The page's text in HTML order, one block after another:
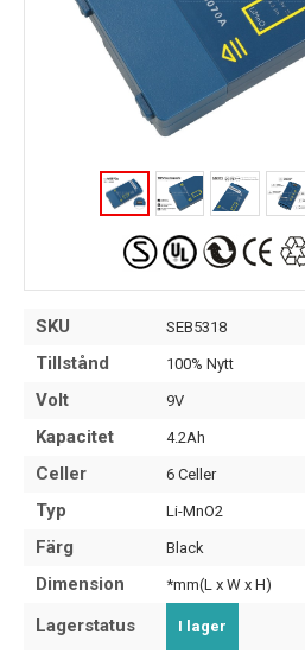
SKU SEB5318
Tillstånd 100% Nytt
Volt 9V
Kapacitet 4.2Ah
Celler 6 Celler
Typ Li-MnO2
Färg Black
Dimension *mm(L x W x H)
Lagerstatus I lager